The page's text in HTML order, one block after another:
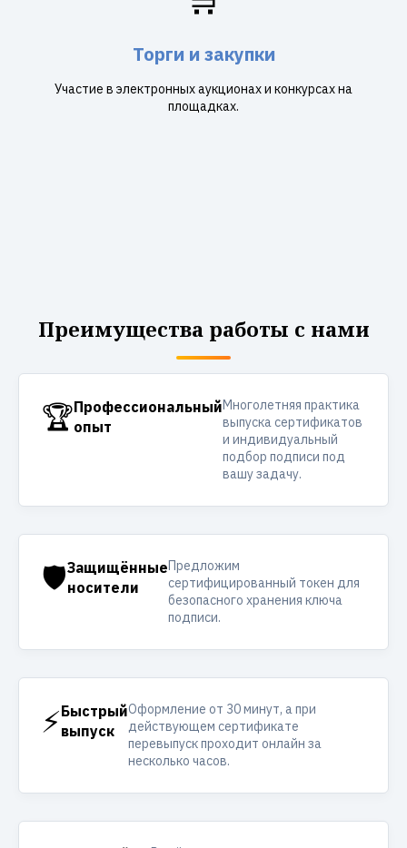
Торги и закупки
Участие в электронных аукционах и конкурсах на
площадках.
Преимущества работы с нами
🏆Профессиональный
опыт
Многолетняя практика
выпуска сертификатов
и индивидуальный
подбор подписи под
вашу задачу.
🛡️Защищённые
носители
Предложим
сертифицированный токен для
безопасного хранения ключа
подписи.
⚡Быстрый
выпуск
Оформление от 30 минут, а при
действующем сертификате
перевыпуск проходит онлайн за
несколько часов.